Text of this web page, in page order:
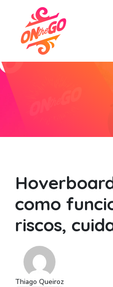
como
riscos,
Thiago Queiroz